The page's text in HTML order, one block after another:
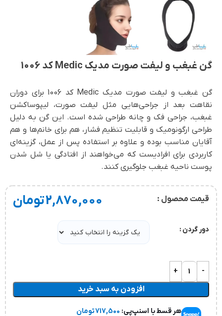
گن غبغب و لیفت صورت مدیک Medic کد 1006
گن غبغب و لیفت صورت مدیک Medic کد 1006 برای دوران
نقاهت بعد از جراحی‌هایی مثل لیفت صورت، لیپوساکشن
غبغب، جراحی فک و چانه طراحی شده است. این گن به دلیل
طراحی ارگونومیک و قابلیت تنظیم فشار، هم برای خانم‌ها و هم
آقایان مناسب بوده و علاوه بر استفاده پس از عمل، گزینه‌ای
کاربردی برای افرادیست که می‌خواهند از افتادگی یا شل شدن
پوست ناحیه غبغب جلوگیری کنند.
قیمت محصول : 2,870,000تومان
دور گردن
افزودن به سبد خرید
هر قسط با اسنپ‌پی: 717,500تومان